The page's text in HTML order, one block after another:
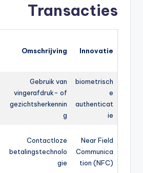
Transacties
Innovatie
Omschrijving
biometrisch
e
authenticat
ie
Gebruik van
vingerafdruk- of
gezichtsherkennin
g
Near Field
Communica
tion (NFC)
Contactloze
betalingstechnolo
gie